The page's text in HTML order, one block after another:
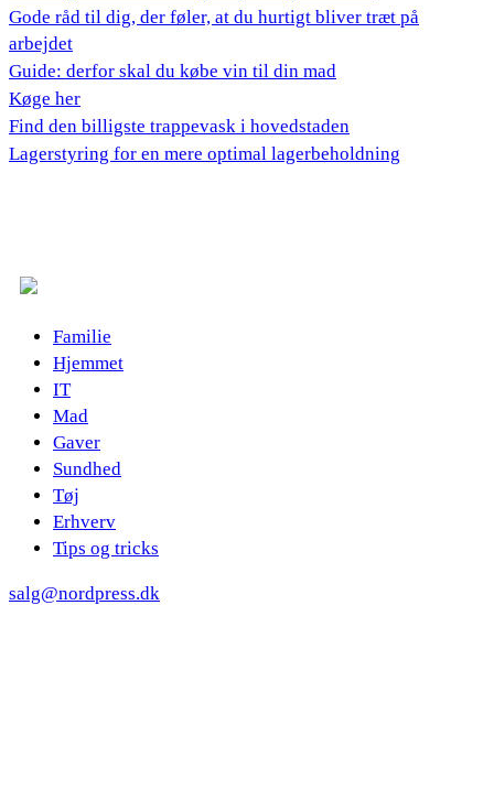
Gode råd til dig, der føler, at du hurtigt bliver træt på
arbejdet
Guide: derfor skal du købe vin til din mad
Køge her
Find den billigste trappevask i hovedstaden
Lagerstyring for en mere optimal lagerbeholdning
Familie
Hjemmet
IT
Mad
Gaver
Sundhed
Tøj
Erhverv
Tips og tricks
salg@nordpress.dk